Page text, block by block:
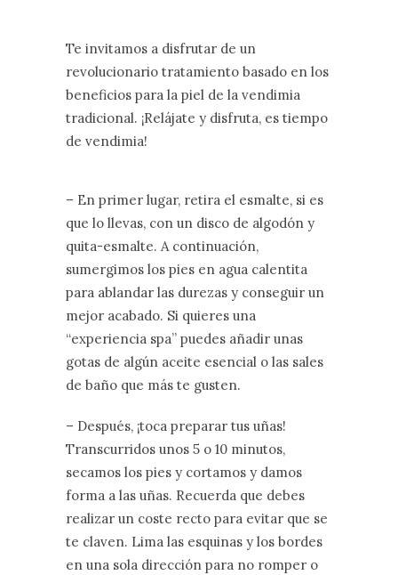
Te invitamos a disfrutar de un
revolucionario tratamiento basado en los
beneficios para la piel de la vendimia
tradicional. ¡Relájate y disfruta, es tiempo
de vendimia!
– En primer lugar, retira el esmalte, si es
que lo llevas, con un disco de algodón y
quita-esmalte. A continuación,
sumergimos los pies en agua calentita
para ablandar las durezas y conseguir un
mejor acabado. Si quieres una
“experiencia spa” puedes añadir unas
gotas de algún aceite esencial o las sales
de baño que más te gusten.
– Después, ¡toca preparar tus uñas!
Transcurridos unos 5 o 10 minutos,
secamos los pies y cortamos y damos
forma a las uñas. Recuerda que debes
realizar un coste recto para evitar que se
te claven. Lima las esquinas y los bordes
en una sola dirección para no romper o